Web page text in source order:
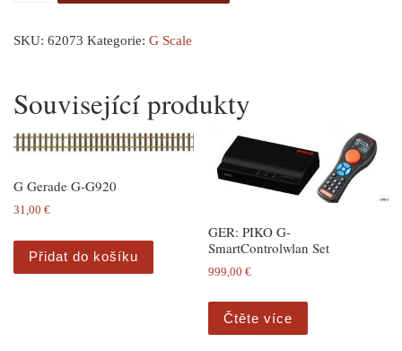
SKU: 62073 Kategorie: G Scale
Související produkty
G Gerade G-G920
31,00 €
Přidat do košíku
GER: PIKO G-
SmartControlwlan Set
999,00€
Čtěte více